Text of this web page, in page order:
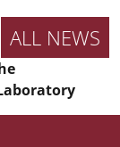
ALL NEWS